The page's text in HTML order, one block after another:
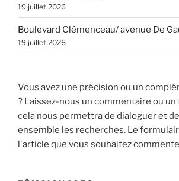
19 juillet 2026
Boulevard Clémenceau/ avenue De
19 juillet 2026
Vous avez une précision ou un
? Laissez-nous un commentaire ou
cela nous permettra de dialoguer et
ensemble les recherches. Le
l'article que vous souhaitez